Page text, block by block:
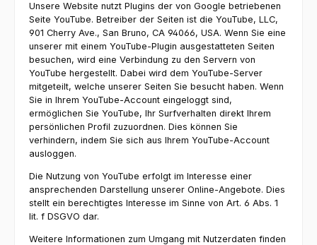
Unsere Website nutzt Plugins der von Google betriebenen
Seite YouTube. Betreiber der Seiten ist die YouTube, LLC,
901 Cherry Ave., San Bruno, CA 94066, USA. Wenn Sie eine
unserer mit einem YouTube-Plugin ausgestatteten Seiten
besuchen, wird eine Verbindung zu den Servern von
YouTube hergestellt. Dabei wird dem YouTube-Server
mitgeteilt, welche unserer Seiten Sie besucht haben. Wenn
Sie in Ihrem YouTube-Account eingeloggt sind,
ermöglichen Sie YouTube, Ihr Surfverhalten direkt Ihrem
persönlichen Profil zuzuordnen. Dies können Sie
verhindern, indem Sie sich aus Ihrem YouTube-Account
ausloggen.
Die Nutzung von YouTube erfolgt im Interesse einer
ansprechenden Darstellung unserer Online-Angebote. Dies
stellt ein berechtigtes Interesse im Sinne von Art. 6 Abs. 1
lit. f DSGVO dar.
Weitere Informationen zum Umgang mit Nutzerdaten finden